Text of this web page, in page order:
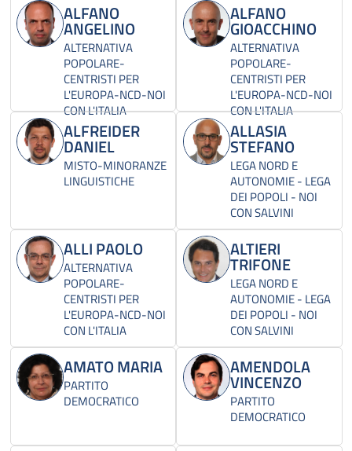
ALFANO
ANGELINO
ALTERNATIVA
POPOLARE-
CENTRISTI PER
L'EUROPA-NCD-NOI
CON L'ITALIA
ALFANO
GIOACCHINO
ALTERNATIVA
POPOLARE-
CENTRISTI PER
L'EUROPA-NCD-NOI
CON L'ITALIA
ALFREIDER
DANIEL
MISTO-MINORANZE
LINGUISTICHE
ALLASIA
STEFANO
LEGA NORD E
AUTONOMIE - LEGA
DEI POPOLI - NOI
CON SALVINI
ALLI PAOLO
ALTERNATIVA
POPOLARE-
CENTRISTI PER
L'EUROPA-NCD-NOI
CON L'ITALIA
ALTIERI
TRIFONE
LEGA NORD E
AUTONOMIE - LEGA
DEI POPOLI - NOI
CON SALVINI
AMATO MARIA
PARTITO
DEMOCRATICO
AMENDOLA
VINCENZO
PARTITO
DEMOCRATICO